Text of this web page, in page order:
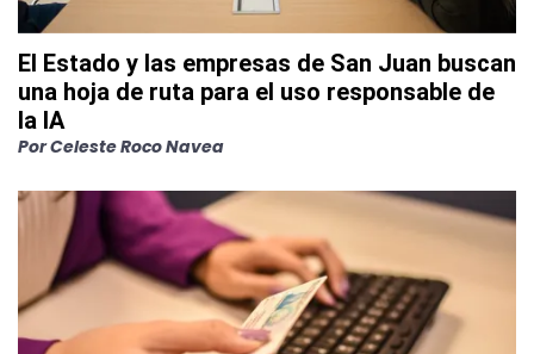
El Estado y las empresas de San Juan buscan
una hoja de ruta para el uso responsable de
la IA
PorCeleste Roco Navea